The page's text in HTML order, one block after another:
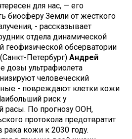
для нас, — его
биосферу Земли от жесткого
- рассказывает
отдела динамической
геофизической обсерватории
Петербург) Андрей
дозы ультрафиолета
человеческий
- повреждают клетки кожи
риск у
расы. По прогнозу ООН,
протокола предотвратит
рака кожи к 2030 году.